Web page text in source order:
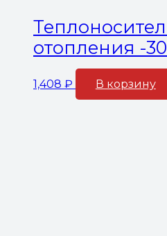
отопления -
1,408 ₽ В корзину